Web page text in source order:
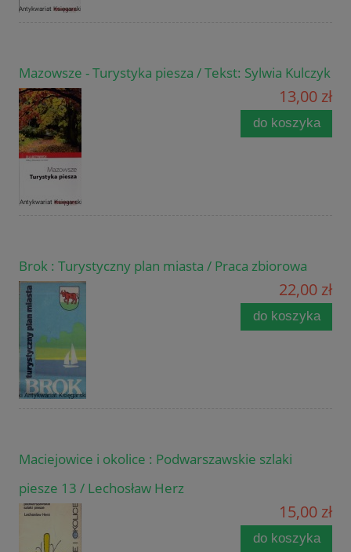
Mazowsze - Turystyka piesza / Tekst: Sylwia Kulczyk
13,00 zł
do koszyka
Brok : Turystyczny plan miasta / Praca zbiorowa
22,00 zł
do koszyka
Maciejowice i okolice : Podwarszawskie szlaki
piesze 13 / Lechosław Herz
15,00 zł
do koszyka